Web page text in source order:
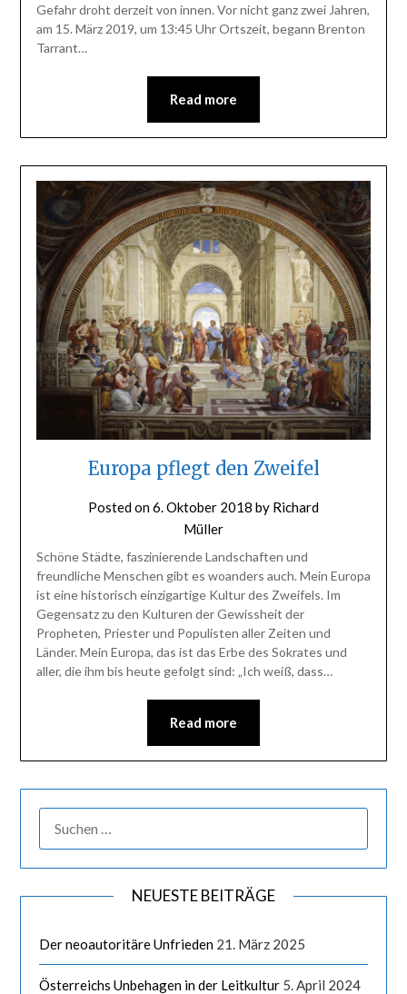
Gefahr droht derzeit von innen. Vor nicht ganz zwei Jahren,
am 15. März 2019, um 13:45 Uhr Ortszeit, begann Brenton
Tarrant…
Read more
Europa pflegt den Zweifel
Posted on6. Oktober 2018 by Richard
Müller
Schöne Städte, faszinierende Landschaften und
freundliche Menschen gibt es woanders auch. Mein Europa
ist eine historisch einzigartige Kultur des Zweifels. Im
Gegensatz zu den Kulturen der Gewissheit der
Propheten, Priester und Populisten aller Zeiten und
Länder. Mein Europa, das ist das Erbe des Sokrates und
aller, die ihm bis heute gefolgt sind: „Ich weiß, dass…
Read more
NEUESTE BEITRÄGE
Der neoautoritäre Unfrieden 21. März 2025
Österreichs Unbehagen in der Leitkultur 5. April 2024